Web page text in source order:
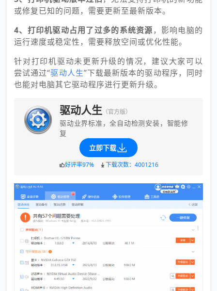
或修复已知的问题，需要更新至最新版本。
4、打印机驱动占用了过多的系统资源 ，影响电脑的
运行速度或稳定性，需要释放空间或优化性能。
针对打印机驱动未更新升级的情况，建议大家可以
尝试通过“驱动人生”下载最新版本的驱动程序，同时
也能对电脑其它驱动程序进行更新升级。
驱动人生 （官方版）
驱动业界标准，全自动检测安装，智能修
复
立即下载
好评率97% 下载次数：4001216